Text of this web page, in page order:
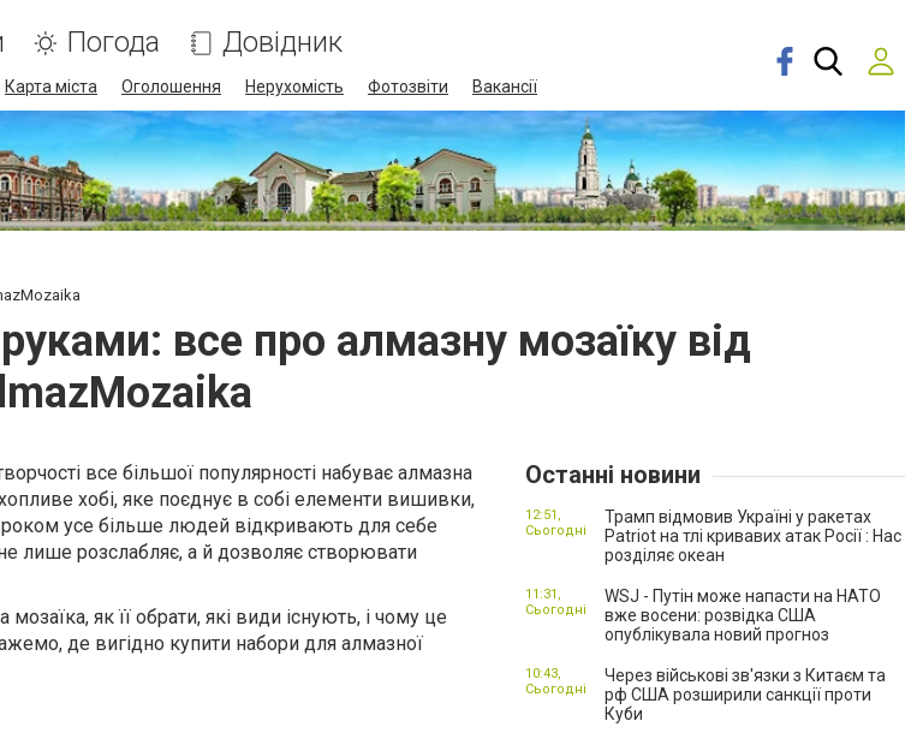
Погода Довідник
Карта міста Оголошення Нерухомість Фотозвіти Вакансії
все про алмазну мозаїку від
все більшої популярності набуває алмазна
хобі, яке поєднує в собі елементи вишивки,
усе більше людей відкривають для себе
лише розслабляє, а й дозволяє створювати
як її обрати, які види існують, і чому це
де вигідно купити набори для алмазної
Останні новини
Трамп відмовив Україні у ракетах
Patriot на тлі кривавих атак Росії : Нас
розділяє океан
12:51,
Сьогодні
WSJ - Путін може напасти на НАТО
вже восени: розвідка США
опублікувала новий прогноз
11:31,
Сьогодні
Через військові зв'язки з Китаєм та
рф США розширили санкції проти
Куби
10:43,
Сьогодні